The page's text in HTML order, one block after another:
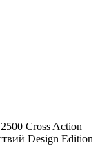
Cross Action
Design Edition